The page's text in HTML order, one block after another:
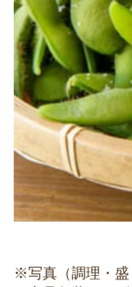
※写真（調理・盛